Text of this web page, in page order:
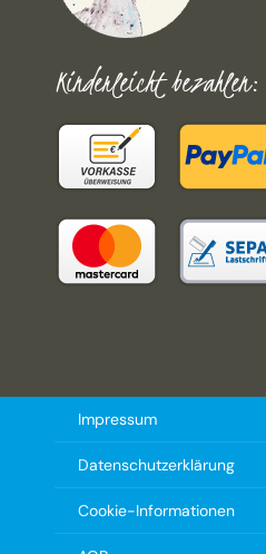
Kinderleicht bezahlen:
Impressum
Datenschutzerklärung
Cookie-Informationen